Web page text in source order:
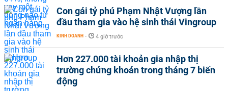
Con gái tỷ phú Phạm Nhật Vượng lần
đầu tham gia vào hệ sinh thái Vingroup
KINH DOANH - 4 giờ trước
Hơn 227.000 tài khoản gia nhập thị
trường chứng khoán trong tháng 7 biến
động